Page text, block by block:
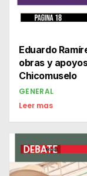
Eduardo
obras y
Chicomuselo
GENERAL
Leer mas